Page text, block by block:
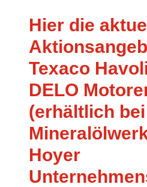
Hier die
Texaco
DELO
(erhältlich
Hoyer